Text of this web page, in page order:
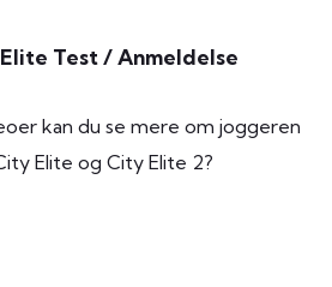
Test / Anmeldelse
kan du se mere om joggeren
Elite og City Elite 2?